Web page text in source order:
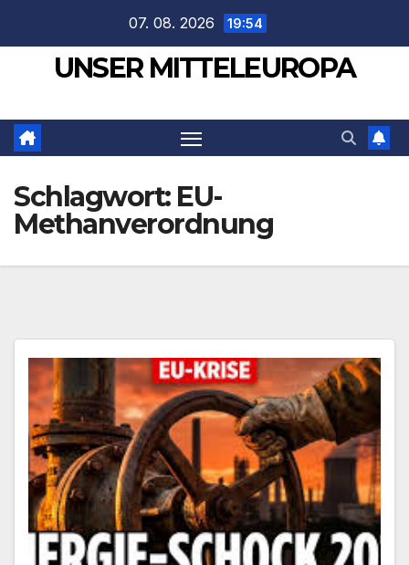
springen
07. 08. 2026 19:54
UNSER MITTELEUROPA
Schlagwort: EU-
Methanverordnung